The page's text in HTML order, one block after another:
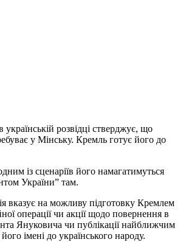
розвідці стверджує, що
у Мінську. Кремль готує його до
із сценаріїв його намагатимуться
України” там.
вказує на можливу підготовку Кремлем
операції чи акції щодо повернення в
Януковича чи публікації найближчим
імені до українського народу.